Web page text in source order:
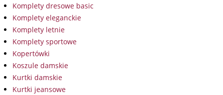
Komplety dresowe basic
Komplety eleganckie
Komplety letnie
Komplety sportowe
Kopertówki
Koszule damskie
Kurtki damskie
Kurtki jeansowe